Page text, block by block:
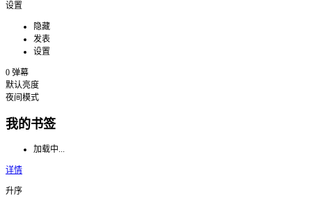
设置
隐藏
发表
设置
0 弹幕
默认亮度
夜间模式
我的书签
加载中...
详情
升序